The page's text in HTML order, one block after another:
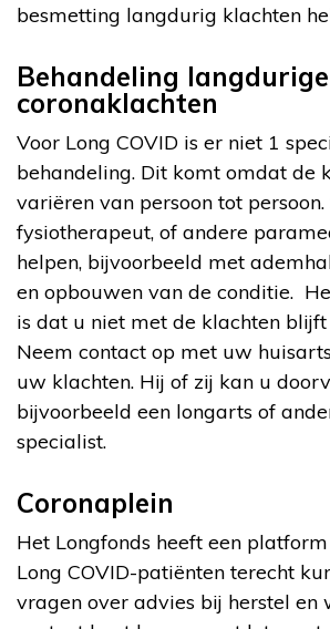
besmetting langdurig klachten
Behandeling langdurige
coronaklachten
Voor Long COVID is er niet 1
behandeling. Dit komt omdat de
variëren van persoon tot
fysiotherapeut, of andere
helpen, bijvoorbeeld met
en opbouwen van de conditie.
is dat u niet met de klachten blijft
Neem contact op met uw
uw klachten. Hij of zij kan u
bijvoorbeeld een longarts of
specialist.
Coronaplein
Het Longfonds heeft een
Long COVID-patiënten terecht
vragen over advies bij herstel en